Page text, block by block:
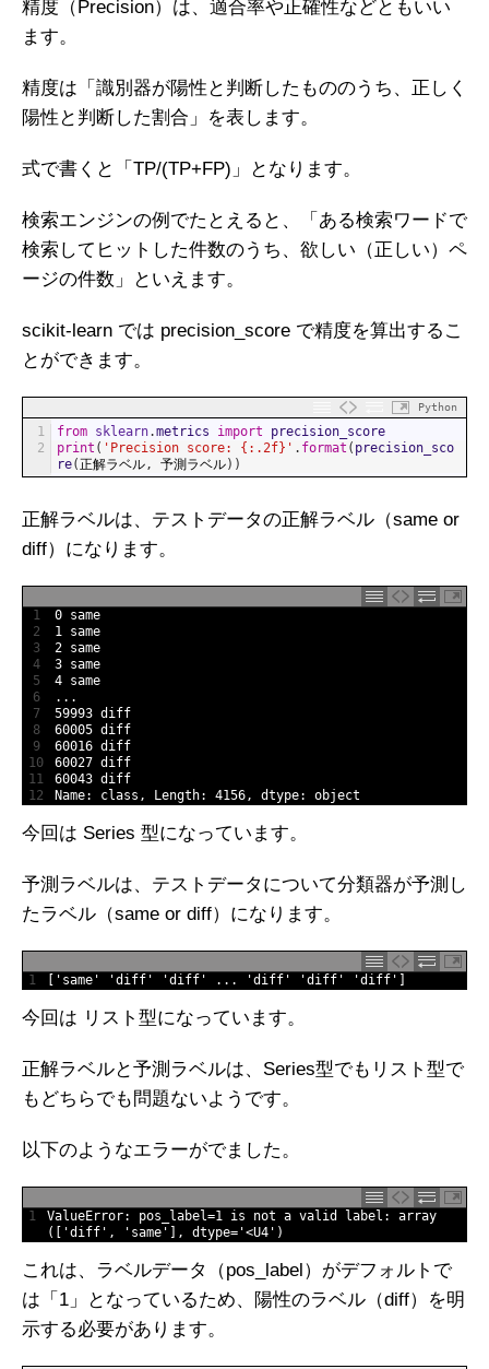
精度（Precision）は、適合率や正確性などともいい
ます。
精度は「識別器が陽性と判断したもののうち、正しく
陽性と判断した割合」を表します。
式で書くと「TP/(TP+FP)」となります。
検索エンジンの例でたとえると、「ある検索ワードで
検索してヒットした件数のうち、欲しい（正しい）ペ
ージの件数」といえます。
scikit-learn では precision_score で精度を算出するこ
とができます。
Python
1
2
from sklearn.metrics import
precision_score
print ( 'Precision score: {:.2f}' . format ( precision_sco
re(正解ラベル, 予測ラベル) )
正解ラベルは、テストデータの正解ラベル（same or
diff）になります。
1
2
3
4
5
6
7
8
9
10
11
12
0 same
1 same
2 same
3 same
4 same
. . .
59993 diff
60005 diff
60016 diff
60027 diff
60043 diff
Name: class , Length: 4156, dtype: object
今回は Series 型になっています。
予測ラベルは、テストデータについて分類器が予測し
たラベル（same or diff）になります。
1 'same' 'diff' 'diff' . . . 'diff' 'diff' 'diff'
今回は リスト型になっています。
正解ラベルと予測ラベルは、Series型でもリスト型で
もどちらでも問題ないようです。
以下のようなエラーがでました。
1 ValueError: pos_label=1 is not a valid label :
array
(
'diff' , 'same' , dtype= '<U4' )
これは、ラベルデータ（pos_label）がデフォルトで
は「1」となっているため、陽性のラベル（diff）を明
示する必要があります。